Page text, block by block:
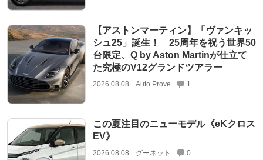
【アストンマーティン】「ヴァンキッ
シュ25」誕生！ 25周年を祝う世界50
台限定、Q by Aston Martinが仕立て
た究極のV12グランドツアラー
2026.08.08 Auto Prove 1
この夏注目のニューモデル《eKクロス
EV》
2026.08.08 グーネット 0